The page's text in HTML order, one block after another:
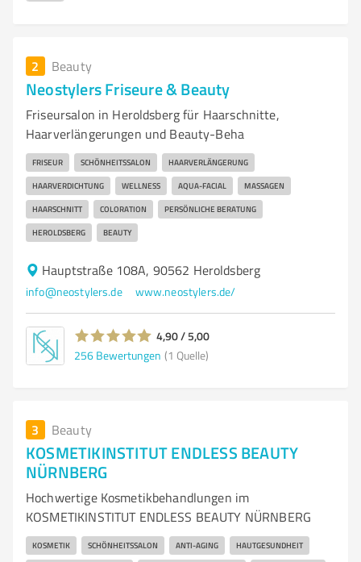
2 Beauty
Neostylers Friseure & Beauty
Friseursalon in Heroldsberg für Haarschnitte,
Haarverlängerungen und Beauty-Beha
FRISEUR SCHÖNHEITSSALON HAARVERLÄNGERUNG
HAARVERDICHTUNG WELLNESS AQUA-FACIAL MASSAGEN
HAARSCHNITT COLORATION PERSÖNLICHE BERATUNG
HEROLDSBERG BEAUTY
Hauptstraße 108A, 90562 Heroldsberg
info@neostylers.de www.neostylers.de/
4,90 / 5,00
256 Bewertungen (1 Quelle)
3 Beauty
KOSMETIKINSTITUT ENDLESS BEAUTY
NÜRNBERG
Hochwertige Kosmetikbehandlungen im
KOSMETIKINSTITUT ENDLESS BEAUTY NÜRNBERG
KOSMETIK SCHÖNHEITSSALON ANTI-AGING HAUTGESUNDHEIT